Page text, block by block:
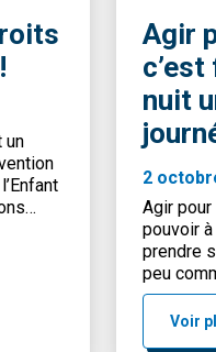
un
son
Agir
nuit
2
Agir pour
pouvoir
prendre
peu
propre
avec
compte
Voir